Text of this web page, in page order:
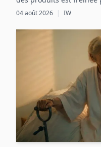
réglementaires, des
initiaux élevés, malgré
l’économie circulaire.
04 août 2026 | IW